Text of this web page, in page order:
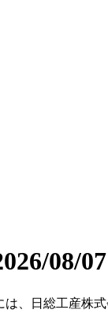
08/
、日総工産株